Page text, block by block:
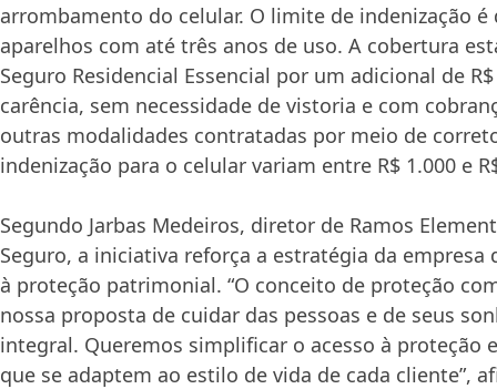
arrombamento do celular. O limite de indenização é
aparelhos com até três anos de uso. A cobertura
Seguro Residencial Essencial por um adicional de
carência, sem necessidade de vistoria e com
outras modalidades contratadas por meio de
indenização para o celular variam entre R$ 1.000 e
Segundo Jarbas Medeiros, diretor de Ramos
Seguro, a iniciativa reforça a estratégia da empresa
à proteção patrimonial. “O conceito de proteção
nossa proposta de cuidar das pessoas e de seus
integral. Queremos simplificar o acesso à proteção
que se adaptem ao estilo de vida de cada cliente”,